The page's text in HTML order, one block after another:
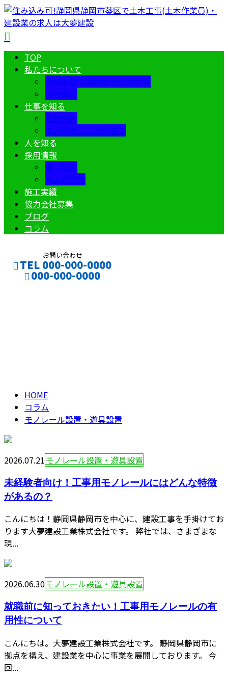
TOP
私たちについて
仕事を知る
人を知る
採用情報
施工実績
協力会社募集
ブログ
コラム
お問い合わせ
TEL 000-000-0000
000-000-0000
HOME
コラム
モノレール設置・遊具設置
2026.07.21 モノレール設置・遊具設置
未経験者向け！工事用モノレールにはどんな特徴
があるの？
こんにちは！静岡県静岡市を中心に、建設工事を手掛けてお
ります大夢建設工業株式会社です。 弊社では、さまざまな
現...
2026.06.30モノレール設置・遊具設置
就職前に知っておきたい！工事用モノレールの有
用性について
こんにちは。大夢建設工業株式会社です。 静岡県静岡市に
拠点を構え、建設業を中心に事業を展開しております。 今
回...